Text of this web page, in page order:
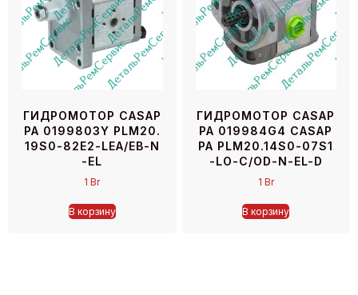
ГИДРОМОТОР CASAP
PA 0199803Y PLM20.
19S0-82E2-LEA/EB-N
-EL
1Br
В корзину
ГИДРОМОТОР CASAP
PA 019984G4 CASAP
PA PLM20.14S0-07S1
-LO-C/OD-N-EL-D
1 Br
В корзину